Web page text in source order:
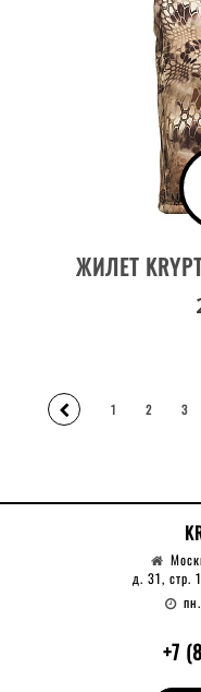
ЖИЛЕТ
1 2 3
д. 31, стр.
+7